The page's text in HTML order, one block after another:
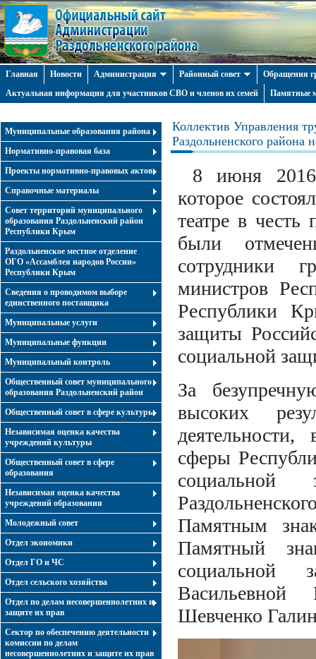
Главная Новости Администрация Районный совет
Обращения
Актуальная информация для участников СВО и членов их семей
Памятные
Муниципальные образования района
Нормативно-правовая база
Проекты нормативно-правовых актов
Справочные материалы
Совет территорий муниципального
образования Раздольненский район
Республики Крым
Раздольненское местное отделение
ОГО «Ассамблея народов России»
Республики Крым
Cведения о проводимом выборе
единственного поставщика
Муниципальные услуги
Муниципальные функции
Муниципальный контроль
Общественный совет муниципального
образования Раздольненский район
Общественный совет в сфере культуры
Независимая оценка качества
учреждений культуры
Общественный совет в сфере
образования
Независимая оценка качества
учреждений образования
Молодежный совет
Отдел экономики
Отдел ГО и ЧС
Отдел сельского хозяйства
Отдел по делам несовершеннолетних и
защите их прав
Сектор по обеспечению деятельности
комиссии по делам
несовершеннолетних и защите их прав
Коллектив Управления
Раздольненского района
8 июня 2016
которое
театре в честь
были
сотрудники
министров
Республики
защиты
социальной
За
высоких
сферы
социальной
Памятным
Памятный
социальной
Васильевной
Шевченко